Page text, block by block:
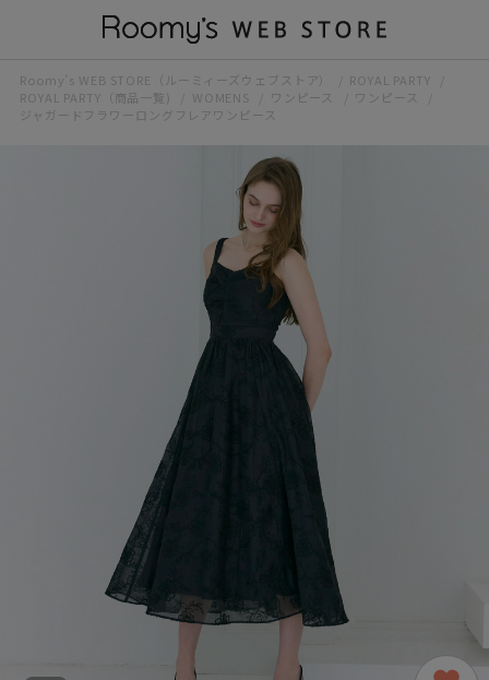
Roomy’s WEB STORE（ルーミィーズウェブストア）
ROYAL PARTY
ROYAL PARTY（商品一覧)
WOMENS ワンピース
ワンピース
ジャガードフラワーロングフレアワンピース